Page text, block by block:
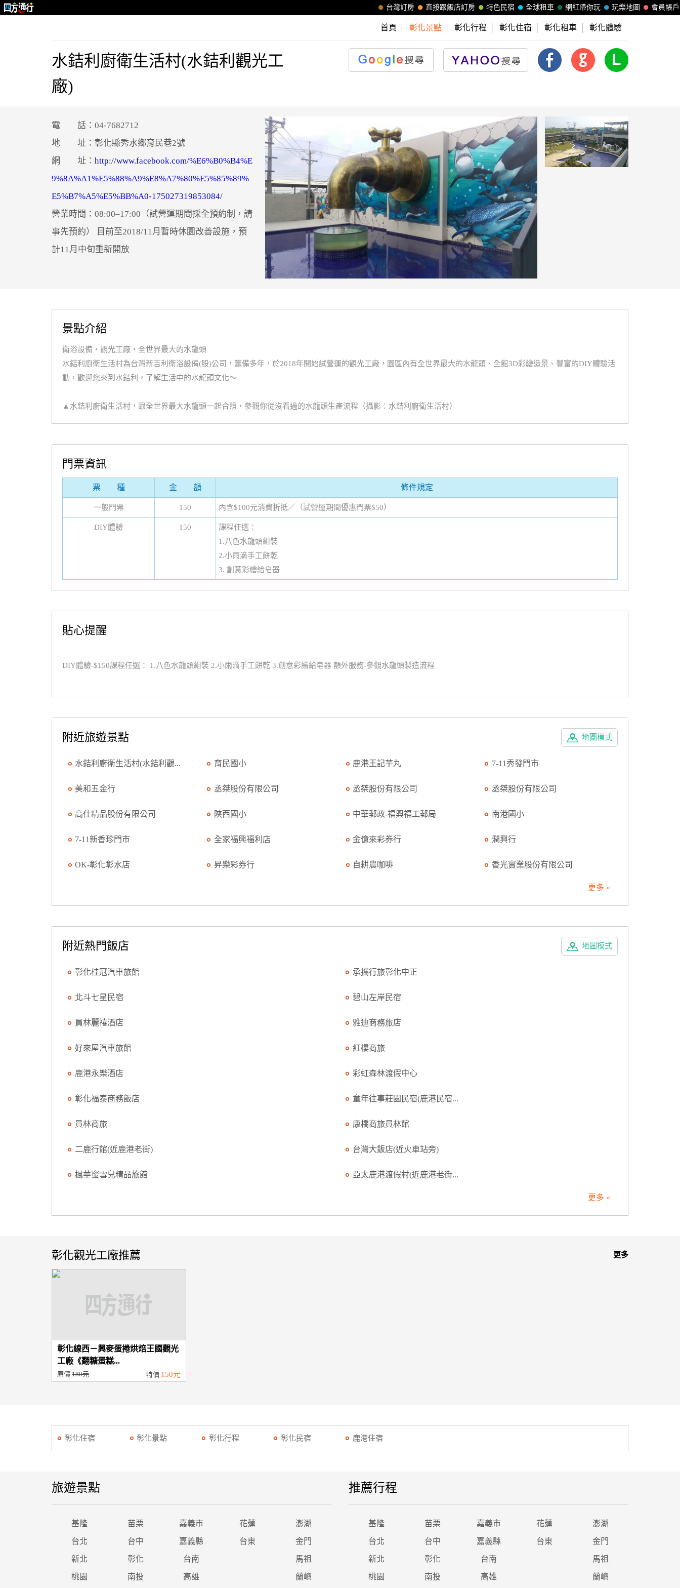
會員帳戶
玩樂地圖
網紅帶你玩
全球租車
特色民宿
直接跟飯店訂房
台灣訂房
首頁 彰化景點 彰化行程 彰化住宿 彰化租車 彰化體驗
水銡利廚衛生活村(水銡利觀光工
廠)
電 話：04-7682712
地 址：彰化縣秀水鄉育民巷2號
網 址： http://www.facebook.com/%E6%B0%B4%E
9%8A%A1%E5%88%A9%E8%A7%80%E5%85%89%
E5%B7%A5%E5%BB%A0-175027319853084/
營業時間：08:00–17:00（試營運期間採全預約制，請
事先預約） 目前至2018/11月暫時休園改善設施，預
計11月中旬重新開放
景點介紹
衛浴設備‧觀光工廠‧全世界最大的水龍頭
水銡利廚衛生活村為台灣新吉利衛浴設備(股)公司，籌備多年，於2018年開始試營運的觀光工廠，園區內有全世界最大的水龍頭、全館3D彩繪造景、豐富的DIY體驗活
動，歡迎您來到水銡利，了解生活中的水龍頭文化～
▲水銡利廚衛生活村，跟全世界最大水龍頭一起合照，參觀你從沒看過的水龍頭生產流程（攝影：水銡利廚衛生活村）
門票資訊
票 種 金 額 條件規定
一般門票 150 內含$100元消費折抵／（試營運期間優惠門票$50）
DIY體驗 150
課程任選：
1.八色水龍頭組裝
2.小雨滴手工餅乾
3. 創意彩繪給皂器
貼心提醒
DIY體驗-$150課程任選： 1.八色水龍頭組裝 2.小雨滴手工餅乾 3.創意彩繪給皂器 額外服務-參觀水龍頭製造流程
地圖模式
附近旅遊景點
水銡利廚衛生活村(水銡利觀... 育民國小 鹿港王記芋丸 7-11秀發門市
美和五金行 丞桀股份有限公司 丞桀股份有限公司 丞桀股份有限公司
高仕精品股份有限公司 陝西國小 中華郵政-福興福工郵局 南港國小
7-11新香珍門市 全家福興福利店 金億來彩券行 潤興行
OK-彰化彰水店 昇樂彩券行 自耕農咖啡 香光實業股份有限公司
更多 »
地圖模式
附近熱門飯店
彰化桂冠汽車旅館 承攜行旅彰化中正
北斗七星民宿 碧山左岸民宿
員林麗禧酒店 雅迪商務旅店
好來屋汽車旅館 紅樓商旅
鹿港永樂酒店 彩虹森林渡假中心
彰化福泰商務飯店 童年往事莊園民宿(鹿港民宿...
員林商旅 康橋商旅員林館
二鹿行館(近鹿港老街) 台灣大飯店(近火車站旁)
楓華蜜雪兒精品旅館 亞太鹿港渡假村(近鹿港老街...
更多 »
更多
彰化觀光工廠推薦
彰化線西－興麥蛋捲烘焙王國觀光
工廠《翻糖蛋糕...
原價 180元 特價 150元
彰化住宿 彰化景點 彰化行程 彰化民宿 鹿港住宿
旅遊景點
基隆 苗栗 嘉義市 花蓮 澎湖
台北 台中 嘉義縣 台東 金門
新北 彰化 台南 馬祖
桃園 南投 高雄 蘭嶼
推薦行程
基隆 苗栗 嘉義市 花蓮 澎湖
台北 台中 嘉義縣 台東 金門
新北 彰化 台南 馬祖
桃園 南投 高雄 蘭嶼